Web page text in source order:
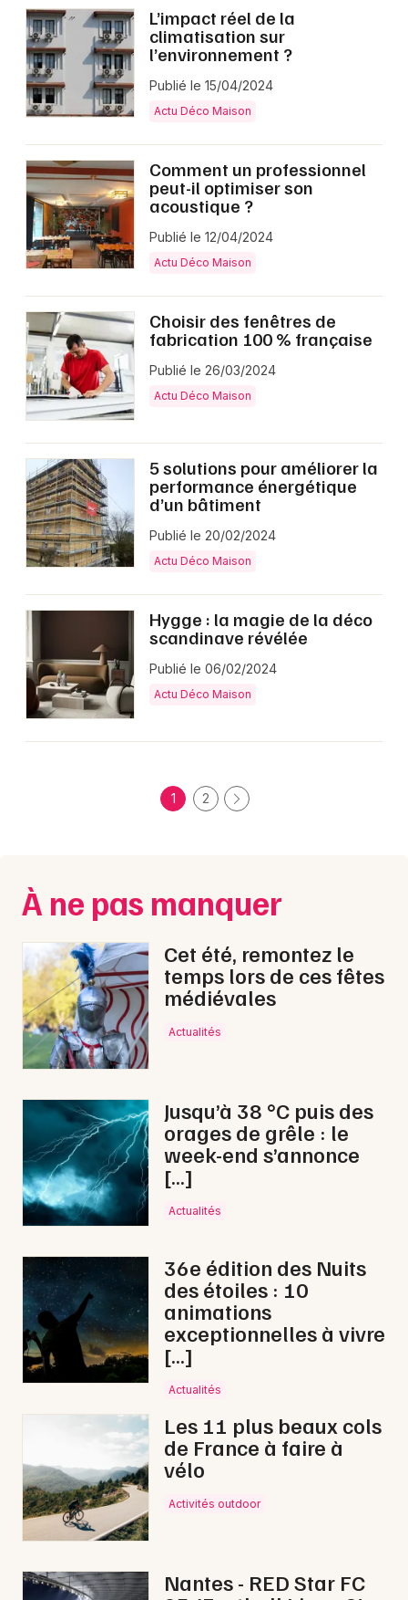
L’impact réel de la
climatisation sur
l’environnement ?
Publié le 15/04/2024
Actu Déco Maison
Comment un professionnel
peut-il optimiser son
acoustique ?
Publié le 12/04/2024
Actu Déco Maison
Choisir des fenêtres de
fabrication 100 % française
Publié le 26/03/2024
Actu Déco Maison
5 solutions pour améliorer la
performance énergétique
d’un bâtiment
Publié le 20/02/2024
Actu Déco Maison
Hygge : la magie de la déco
scandinave révélée
Publié le 06/02/2024
Actu Déco Maison
1 2
À ne pas manquer
Cet été, remontez le
temps lors de ces fêtes
médiévales
Actualités
Jusqu’à 38 °C puis des
orages de grêle : le
week-end s’annonce
[…]
Actualités
36e édition des Nuits
des étoiles : 10
animations
exceptionnelles à vivre
[…]
Actualités
Les 11 plus beaux cols
de France à faire à
vélo
Activités outdoor
Nantes - RED Star FC